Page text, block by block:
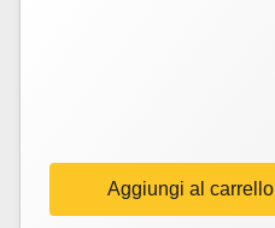
Aggiungi al carrello